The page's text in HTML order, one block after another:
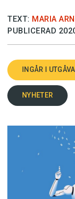
TEXT: MARIA
PUBLICERAD
INGÅR I
NYHETER